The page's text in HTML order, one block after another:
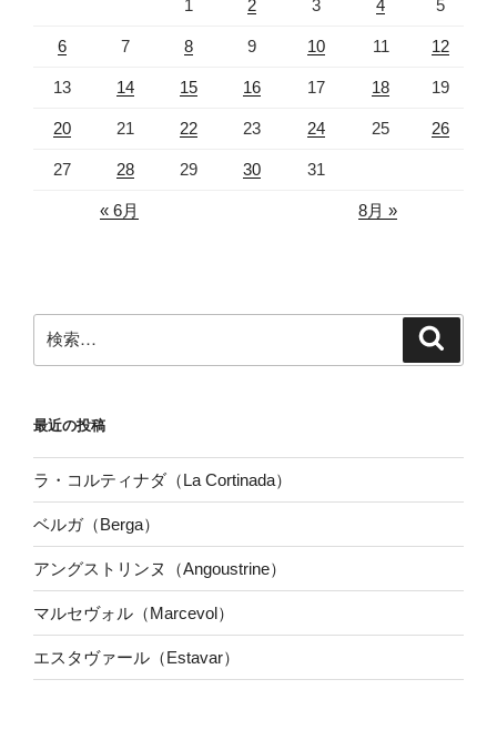
1 2 3 4 5
6 7 8 9 10 11 12
13 14 15 16 17 18 19
20 21 22 23 24 25 26
27 28 29 30 31
« 6月 8月 »
索:
最近の投稿
ラ・コルティナダ（La Cortinada）
ベルガ（Berga）
アングストリンヌ（Angoustrine）
マルセヴォル（Marcevol）
エスタヴァール（Estavar）